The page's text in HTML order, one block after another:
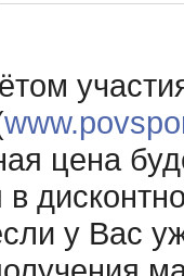
цена
в
у Вас